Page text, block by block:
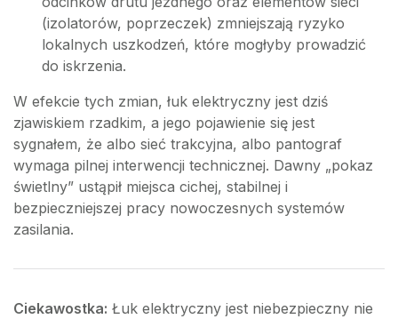
(izolatorów, poprzeczek) zmniejszają ryzyko
lokalnych uszkodzeń, które mogłyby prowadzić
do iskrzenia.
W efekcie tych zmian, łuk elektryczny jest dziś
zjawiskiem rzadkim, a jego pojawienie się jest
sygnałem, że albo sieć trakcyjna, albo pantograf
wymaga pilnej interwencji technicznej. Dawny „pokaz
świetlny” ustąpił miejsca cichej, stabilnej i
bezpieczniejszej pracy nowoczesnych systemów
zasilania.
Ciekawostka: Łuk elektryczny jest niebezpieczny nie